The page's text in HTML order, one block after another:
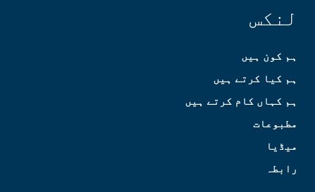
لنکس
ہم کون ہیں
ہم کیا کرتے ہیں
ہم کہاں کام کرتے ہیں
مطبوعات
میڈیا
رابطہ